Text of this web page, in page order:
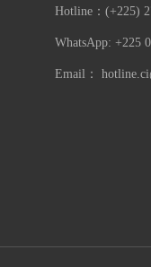
Hotline： (+225)
WhatsApp: +225
Email：